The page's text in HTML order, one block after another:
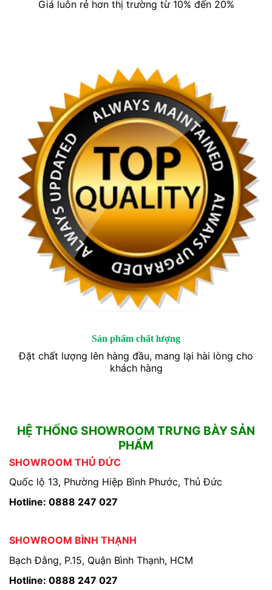
Giá luôn rẻ hơn thị trường từ 10% đến 20%
Sản phẩm chất lượng
Đặt chất lượng lên hàng đầu, mang lại hài lòng cho
khách hàng
HỆ THỐNG SHOWROOM TRƯNG BÀY SẢN
PHẨM
SHOWROOM THỦ ĐỨC
Quốc lộ 13, Phường Hiệp Bình Phước, Thủ Đức
Hotline: 0888 247 027
SHOWROOM BÌNH THẠNH
Bạch Đằng, P.15, Quận Bình Thạnh, HCM
Hotline: 0888 247 027